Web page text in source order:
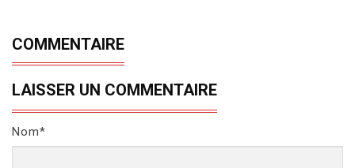
COMMENTAIRE
LAISSER UN COMMENTAIRE
Nom*